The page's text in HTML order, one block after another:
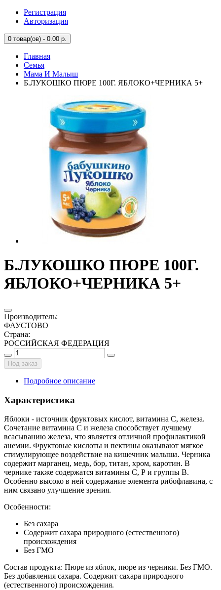
Регистрация
Авторизация
0 товар(ов) - 0.00 р.
Главная
Семья
Мама И Малыш
Б.ЛУКОШКО ПЮРЕ 100Г. ЯБЛОКО+ЧЕРНИКА 5+
Б.ЛУКОШКО ПЮРЕ 100Г.
ЯБЛОКО+ЧЕРНИКА 5+
Производитель:
ФАУСТОВО
Страна:
РОССИЙСКАЯ ФЕДЕРАЦИЯ
Под заказ
Подробное описание
Характеристика
Яблоки - источник фруктовых кислот, витамина С, железа.
Сочетание витамина С и железа способствует лучшему
всасыванию железа, что является отличной профилактикой
анемии. Фруктовые кислоты и пектины оказывают мягкое
стимулирующее воздействие на кишечник малыша. Черника
содержит марганец, медь, бор, титан, хром, каротин. В
чернике также содержатся витамины С, Р и группы В.
Особенно высоко в ней содержание элемента рибофлавина, с
ним связано улучшение зрения.
Особенности:
Без сахара
Содержит сахара природного (естественного)
происхождения
Без ГМО
Состав продукта: Пюре из яблок, пюре из черники. Без ГМО.
Без добавления сахара. Содержит сахара природного
(естественного) происхождения.